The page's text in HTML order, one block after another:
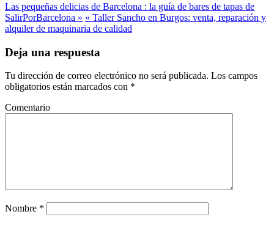
Las pequeñas delicias de Barcelona : la guía de bares de tapas de
SalirPorBarcelona » « Taller Sancho en Burgos: venta, reparación y
alquiler de maquinaria de calidad
Deja una respuesta
Tu dirección de correo electrónico no será publicada. Los campos
obligatorios están marcados con *
Comentario
Nombre *